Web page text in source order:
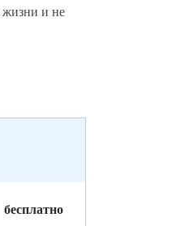
жизни и не
бесплатно